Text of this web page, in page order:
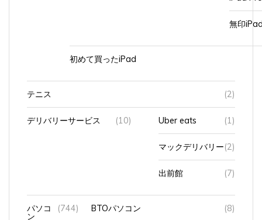
無印
初めて買ったiPad
テニス (2)
デリバリーサービス (10) Uber eats (1)
マックデリバリー (2)
出前館 (7)
パソコ
ン
(744) BTOパソコン (8)